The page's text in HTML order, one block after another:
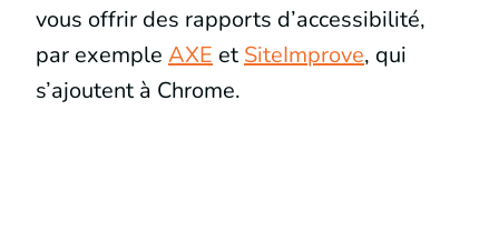
vous offrir des rapports d’accessibilité,
par exemple AXE et SiteImprove, qui
s’ajoutent à Chrome.